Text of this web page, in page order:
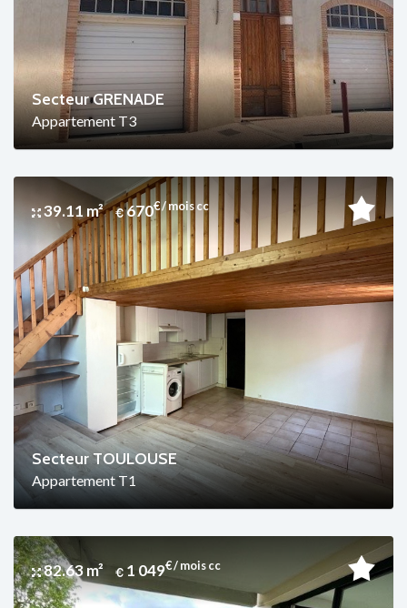
Secteur GRENADE
Appartement T3
39.11 m² 670€ / mois cc
Secteur TOULOUSE
Appartement T1
82.63 m² 1 049€ / mois cc